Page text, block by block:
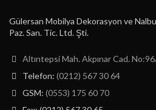
Gülersan Mobilya Dekorasyon ve
Paz. San. Tic. Ltd. Şti.
Altıntepsi Mah. Akpınar Cad.
Telefon: (0212) 567 30 64
GSM: (0553) 175 60 70